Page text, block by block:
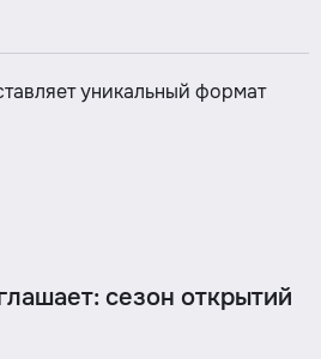
уникальный формат
сезон открытий